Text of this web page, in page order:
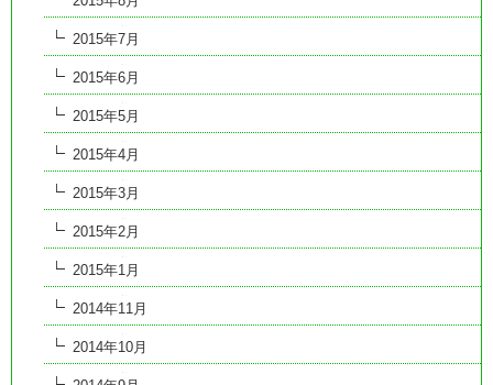
2015年7月
2015年6月
2015年5月
2015年4月
2015年3月
2015年2月
2015年1月
2014年11月
2014年10月